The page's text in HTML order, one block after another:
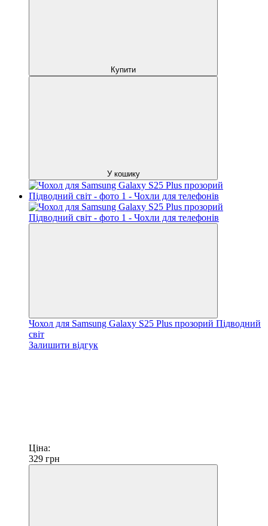
Купити
У кошику
Чохол для Samsung Galaxy S25 Plus прозорий Підводний
світ
Залишити відгук
Ціна:
329 грн